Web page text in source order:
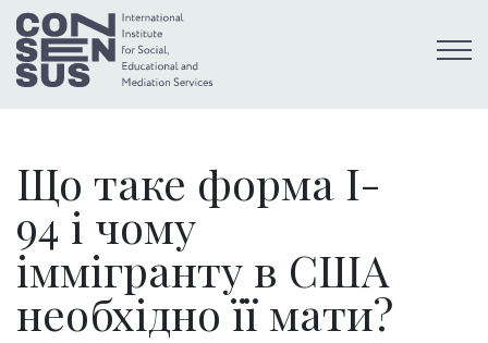
Що таке форма I-
94 і чому
іммігранту в США
необхідно її мати?